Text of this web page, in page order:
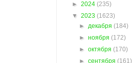
► 2024 (235)
▼ 2023 (1623)
►декабря(184)
►ноября(172)
►октября(170)
►сентября(161)